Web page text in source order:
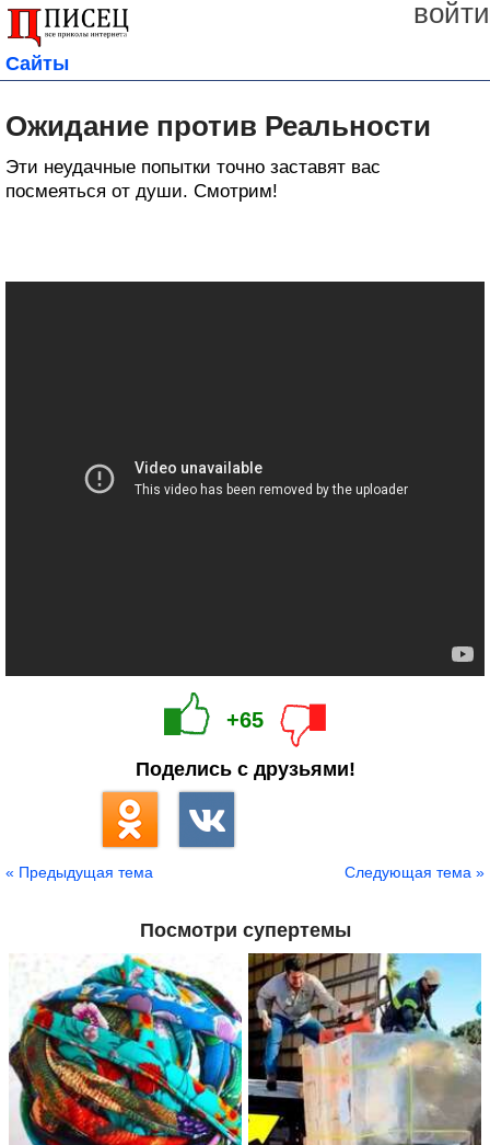
войти
Сайты
Ожидание против Реальности
Эти неудачные попытки точно заставят вас
посмеяться от души. Смотрим!
+65
Поделись с друзьями!
« Предыдущая тема Следующая тема »
Посмотри супертемы